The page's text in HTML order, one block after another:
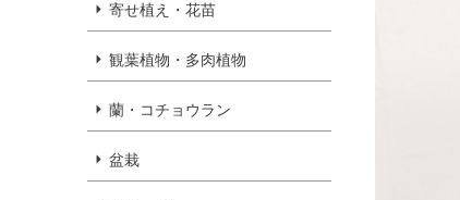
寄せ植え・花苗
観葉植物・多肉植物
蘭・コチョウラン
盆栽